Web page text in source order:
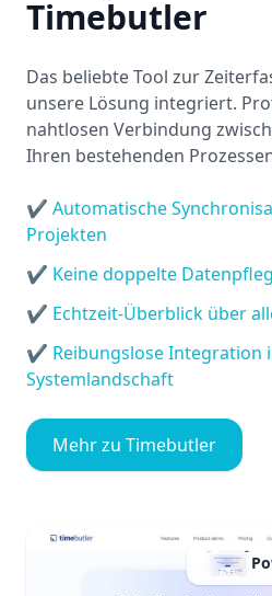
Timebutler
Das beliebte Tool zur
unsere Lösung integriert.
nahtlosen Verbindung
Ihren bestehenden
✔ Automatische
Projekten
✔ Keine doppelte
✔ Echtzeit-Überblick über
✔ Reibungslose Integration
Systemlandschaft
Mehr zu Timebutler